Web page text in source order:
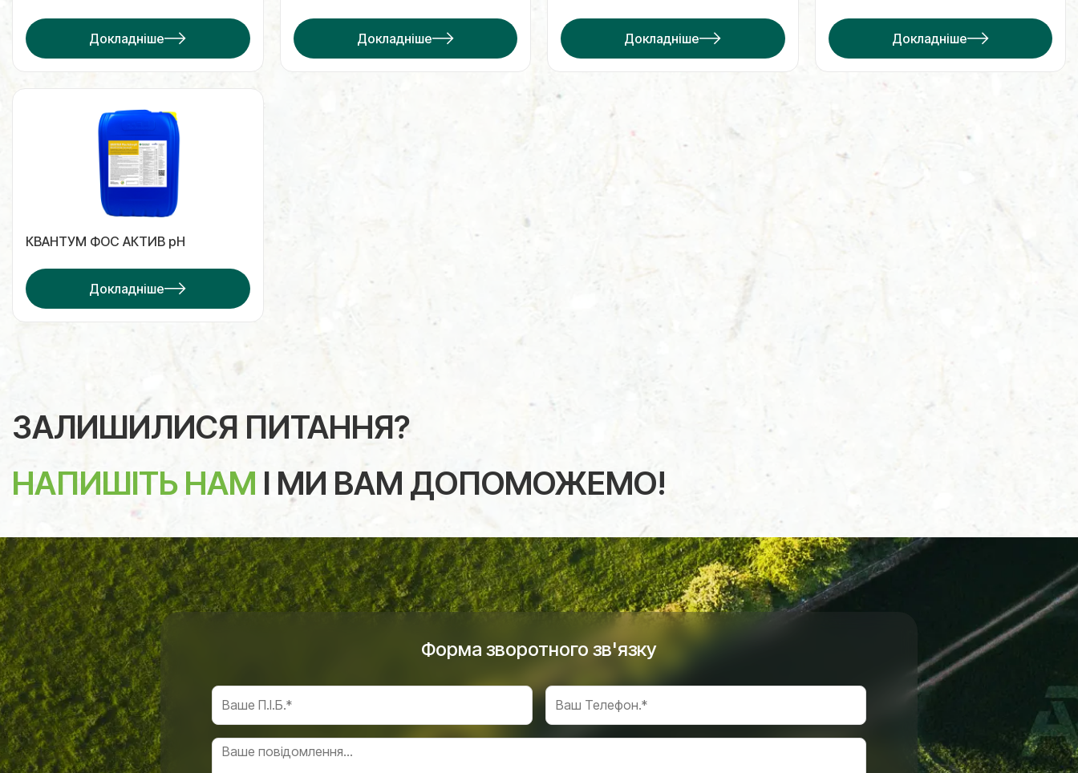
Докладніше Докладніше Докладніше Докладніше
КВАНТУМ ФОС АКТИВ pH
Докладніше
ЗАЛИШИЛИСЯ ПИТАННЯ?
НАПИШІТЬ НАМ І МИ ВАМ ДОПОМОЖЕМО!
Форма зворотного зв'язку